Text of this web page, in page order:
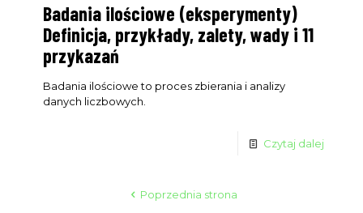
Badania ilościowe (eksperymenty)
Definicja, przykłady, zalety, wady i 11
przykazań
Badania ilościowe to proces zbierania i analizy
danych liczbowych.
Czytaj dalej
Poprzednia strona